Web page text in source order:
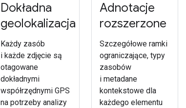
Dokładna
geolokalizacja
Każdy zasób
i każde zdjęcie są
otagowane
dokładnymi
współrzędnymi GPS
na potrzeby analizy
Adnotacje
rozszerzone
Szczegółowe ramki
ograniczające, typy
zasobów
i metadane
kontekstowe dla
każdego elementu